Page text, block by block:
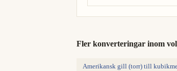
Fler konverteringar inom
Amerikansk gill (torr) till